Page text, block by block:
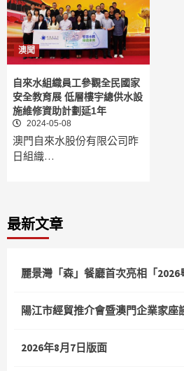
澳聞
自來水組織員工參觀全民國家
安全教育展 低層樓宇總供水設
施維修資助計劃延1年
2024-05-08
澳門自來水股份有限公司昨
日組織…
最新文章
麗景灣「森」餐廳首次亮相「2026
陽江市經貿推介會暨澳門企業家座
2026年8月7日版面